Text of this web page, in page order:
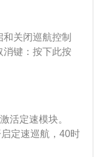
进行整合，不仅
关闭巡航控制
消键：按下此按
：如果存储器
度并启用巡航
活定速模块。
定速巡航，40时
现。向上拨动